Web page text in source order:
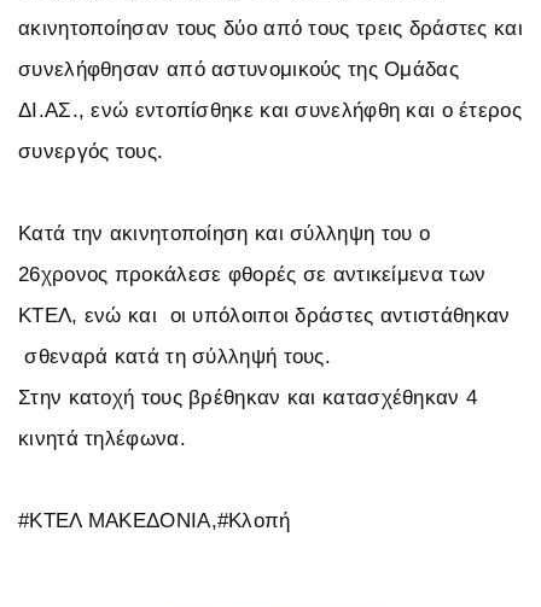
ακινητοποίησαν τους δύο από τους τρεις δράστες και
συνελήφθησαν από αστυνομικούς της Ομάδας
ΔΙ.ΑΣ., ενώ εντοπίσθηκε και συνελήφθη και ο έτερος
συνεργός τους.
Κατά την ακινητοποίηση και σύλληψη του ο
26χρονος προκάλεσε φθορές σε αντικείμενα των
ΚΤΕΛ, ενώ και
οι υπόλοιποι δράστες αντιστάθηκαν
σθεναρά κατά τη σύλληψή τους.
Στην κατοχή τους βρέθηκαν και κατασχέθηκαν 4
κινητά τηλέφωνα.
#ΚΤΕΛ ΜΑΚΕΔΟΝΙΑ,#Κλοπή